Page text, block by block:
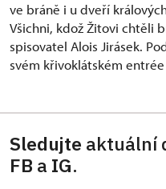
ve bráně i u dveří
Všichni, kdož Žitovi chtěli
spisovatel Alois Jirásek.
svém křivoklátském
Sledujte aktuální
FB a IG.